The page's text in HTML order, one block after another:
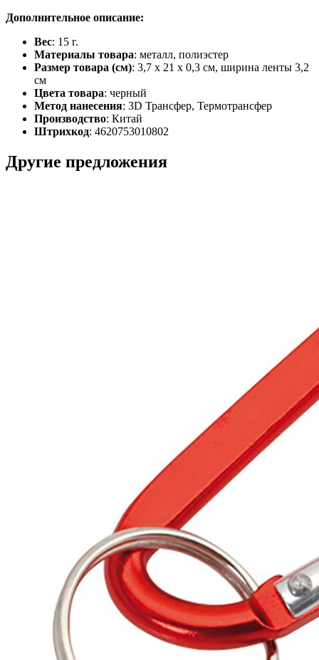
Дополнительное описание:
Вес: 15 г.
Материалы товара: металл, полиэстер
Размер товара (см): 3,7 х 21 х 0,3 см, ширина ленты 3,2
см
Цвета товара: черный
Метод нанесения: 3D Трансфер, Термотрансфер
Производство: Китай
Штрихкод: 4620753010802
Другие предложения